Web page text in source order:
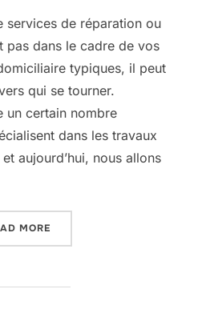
services de réparation ou
pas dans le cadre de vos
typiques, il peut
qui se tourner.
un certain nombre
dans les travaux
aujourd’hui, nous allons
MORE